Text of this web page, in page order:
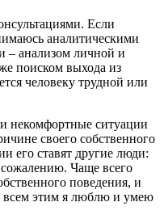
Если
аналитическими
– анализом личной и
поиском выхода из
человеку трудной или
некомфортные ситуации
своего собственного
его ставят другие люди:
Чаще всего
поведения, и
всем этим я люблю и умею